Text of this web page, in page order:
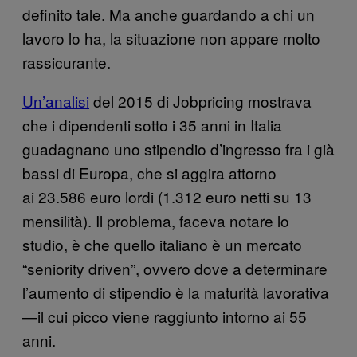
definito tale. Ma anche guardando a chi un
lavoro lo ha, la situazione non appare molto
rassicurante.
Un’analisi del 2015 di Jobpricing mostrava
che i dipendenti sotto i 35 anni in Italia
guadagnano uno stipendio d’ingresso fra i già
bassi di Europa, che si aggira attorno
ai 23.586 euro lordi (1.312 euro netti su 13
mensilità). Il problema, faceva notare lo
studio, è che quello italiano è un mercato
“seniority driven”, ovvero dove a determinare
l’aumento di stipendio è la maturità lavorativa
—il cui picco viene raggiunto intorno ai 55
anni.